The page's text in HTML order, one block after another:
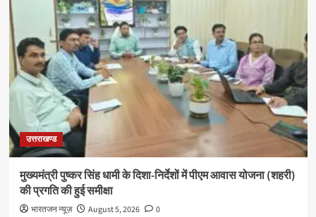
उत्तराखण्ड
मुख्यमंत्री पुष्कर सिंह धामी के दिशा-निर्देशों में पीएम आवास योजना (शहरी)
की प्रगति की हुई समीक्षा
भारतजन न्यूज़ August 5, 2026 0